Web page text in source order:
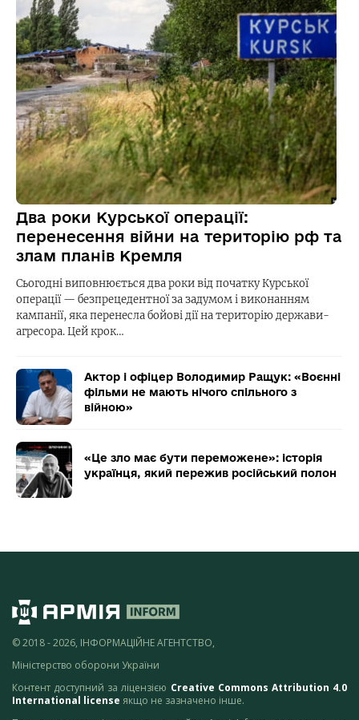
Два роки Курської операції:
перенесення війни на територію рф та
злам планів Кремля
Сьогодні виповнюється два роки від початку Курської
операції — безпрецедентної за задумом і виконанням
кампанії, яка перенесла бойові дії на територію держави-
агресора. Цей крок…
Актор і офіцер Володимир Ращук: «Воєнні
фільми не мають нічого спільного з
війною»
«Це зло має бути переможене»: історія
українця, який пережив російський полон
© 2018 - 2026, ІНФОРМАЦІЙНЕ АГЕНТСТВО,
Міністерство оборони України
Контент доступний за ліцензією Creative Commons Attribution 4.0
International license якщо не зазначено інше.